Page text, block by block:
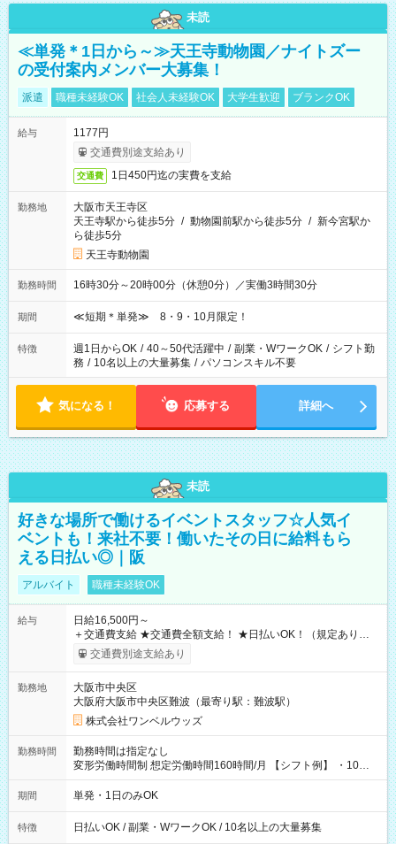
未読
≪単発＊1日から～≫天王寺動物園／ナイトズー
の受付案内メンバー大募集！
派遣 職種未経験OK 社会人未経験OK 大学生歓迎 ブランクOK
給与
1177円
交通費別途支給あり
交通費 1日450円迄の実費を支給
勤務地
大阪市天王寺区
天王寺駅から徒歩5分 / 動物園前駅から徒歩5分 / 新今宮駅か
ら徒歩5分
天王寺動物園
勤務時間 16時30分～20時00分（休憩0分）／実働3時間30分
期間 ≪短期＊単発≫ 8・9・10月限定！
特徴 週1日からOK / 40～50代活躍中 / 副業・WワークOK / シフト勤
務 / 10名以上の大量募集 / パソコンスキル不要
気になる！ 応募する 詳細へ
未読
好きな場所で働けるイベントスタッフ☆人気イ
ベントも！来社不要！働いたその日に給料もら
える日払い◎｜阪
アルバイト 職種未経験OK
給与
日給16,500円～
＋交通費支給 ★交通費全額支給！ ★日払いOK！（規定あり） ┗
働いたその日に現金GET♪ お仕事後はコンビニATMから 日払
交通費別途支給あり
勤務地
大阪市中央区
大阪府大阪市中央区難波（最寄り駅：難波駅）
株式会社ワンベルウッズ
勤務時間
勤務時間は指定なし
変形労働時間制 想定労働時間160時間/月 【シフト例】 ・10：
00～20：00
期間 単発・1日のみOK
特徴 日払いOK / 副業・WワークOK / 10名以上の大量募集